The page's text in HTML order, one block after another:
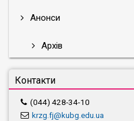
Анонси
Архів
Контакти
(044) 428-34-10
krzg.fj@kubg.edu.ua